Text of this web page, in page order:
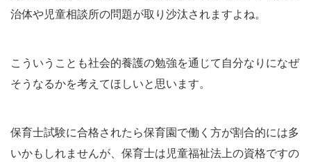
治体や児童相談所の問題が取り沙汰されますよね。
こういうことも社会的養護の勉強を通じて自分なりになぜ
そうなるかを考えてほしいと思います。
保育士試験に合格されたら保育園で働く方が割合的には多
いかもしれませんが、保育士は児童福祉法上の資格ですの